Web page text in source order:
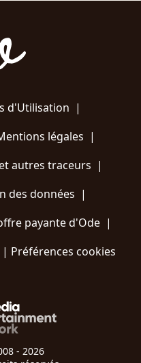
d'Utilisation |
légales |
autres traceurs |
des données |
payante d'Ode |
| Préférences cookies
- 2026